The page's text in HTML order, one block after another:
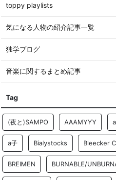
toppy playlists
気になる人物の紹介記事一覧
独学ブログ
音楽に関するまとめ記事
Tag
(夜と)SAMPO AAAMYYY
a子 Bialystocks Bleecker
BREIMEN BURNABLE/